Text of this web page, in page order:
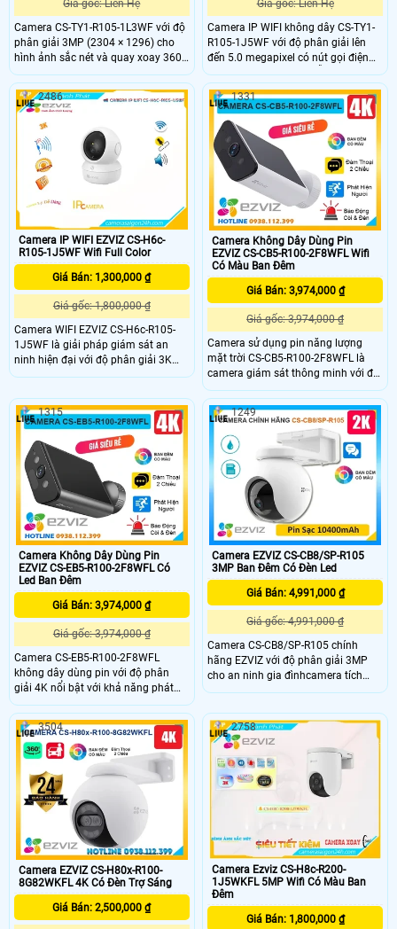
Giá gốc: Liên Hệ
Camera CS-TY1-R105-1L3WF với độ
phân giải 3MP (2304 × 1296) cho
hình ảnh sắc nét và quay xoay 360
độ, bao quát toàn bộ không gian.
Công nghệ nén H.265 giúp tiết kiệm
băng thông, tích hợp AI phát hiện và
theo dõi chuyển động thông minh.
Ngoài ra, camera hỗ trợ thẻ nhớ lên
đến 512GB, đàm thoại hai chiều với
micro và loa tích hợp, cùng hồng
ngoại 10m giúp quan sát rõ ràng cả
trong đêm.
Giá gốc: Liên Hệ
Camera IP WIFI không dây CS-TY1-
R105-1J5WF với độ phân giải lên
đến 5.0 megapixel có nút gọi điện
thoại chỉ cần 1 chạm dễ dàng giám
sát trên điện thoại hồng ngoại tầm
nhìn xa 10m. Camera được thiết kế
mỹ thuật cao và bắt mắt, camera có
khả năng xoay 360 độ tích họp mic
và loa đàm thoại 2 chiều, phát hiện
và theo dõi chuyển động thông
minh camera cho hình ảnh sắc nét
Camera IP WIFI EZVIZ CS-H6c-
R105-1J5WF Wifi Full Color
Giá Bán: 1,300,000 ₫
Giá gốc: 1,800,000 ₫
Camera WIFI EZVIZ CS-H6c-R105-
1J5WF là giải pháp giám sát an
ninh hiện đại với độ phân giải 3K
sắc nét, ống kính 4mm @ F1. 6 cho
trang bị công nghệ phát hiện
chuyển động, hình dạng con người,
âm thanh bất thường và chế độ
tuần tra. Hỗ trợ nén video H
2486
Camera Không Dây Dùng Pin
EZVIZ CS-CB5-R100-2F8WFL Wifi
Có Màu Ban Đêm
Giá Bán: 3,974,000 ₫
Giá gốc: 3,974,000 ₫
Camera sử dụng pin năng lượng
mặt trời CS-CB5-R100-2F8WFL là
camera giám sát thông minh với độ
phân giải cao lên đến 8MP cho hình
ảnh sắc nét và chi tiết Tích hợp
công nghệ AI camera có khả năng
phát hiện dáng người và phương
tiện báo động khi phát hiện xâm
nhập Thiết kế bền bỉ chống nước
IP65 phù hợp lắp đặt trong mọi điều
kiện thời tiết.
1331
Camera Không Dây Dùng Pin
EZVIZ CS-EB5-R100-2F8WFL Có
Led Ban Đêm
Giá Bán: 3,974,000 ₫
Giá gốc: 3,974,000 ₫
Camera CS-EB5-R100-2F8WFL
không dây dùng pin với độ phân
giải 4K nổi bật với khả năng phát
hiện hình dáng người và phương
tiện hỗ trợ đàm thoại 2 chiều
camera còn trang bị còi cảnh báo
và đèn chớp tăng cường an ninh khi
phát hiện sự xâm nhập camera tích
hợp tấm pin năng lượng mặt trời và
pin sạc đạt chuẩn IP65 chống nước
và bụi giúp hoạt động bền bỉ trong
mọi điều kiện thời tiết.
1315
Camera EZVIZ CS-CB8/SP-R105
3MP Ban Đêm Có Đèn Led
Giá Bán: 4,991,000 ₫
Giá gốc: 4,991,000 ₫
Camera CS-CB8/SP-R105 chính
hãng EZVIZ với độ phân giải 3MP
cho an ninh gia đìnhcamera tích
hợp tấm pin 10400mAh, hoạt động
ngang và 65° dọc, cùng tính năng
phát hiện chuyển động thông minh.
Với khả năng đàm thoại hai chiều,
khe thẻ nhớ 256GB, hồng ngoại 15m
và chuẩn IP65, đây là giải pháp
toàn diện cho mọi nhu cầu giám sát
1249
Camera EZVIZ CS-H80x-R100-
8G82WKFL 4K Có Đèn Trợ Sáng
Giá Bán: 2,500,000 ₫
3504
Camera Ezviz CS-H8c-R200-
1J5WKFL 5MP Wifi Có Màu Ban
Đêm
Giá Bán: 1,800,000 ₫
2758